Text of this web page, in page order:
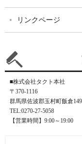
リンクページ
■株式会社タクト本社
〒370-1116
群馬県佐波郡玉村町飯倉
TEL:0270-27-5058
【営業時間】9:00～19:00